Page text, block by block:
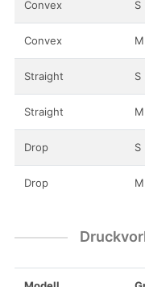
Convex S
Convex M
Straight S
Straight M
Drop S
Drop M